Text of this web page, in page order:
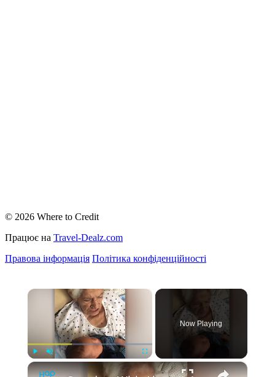
© 2026 Where to Credit
Працює на Travel-Dealz.com
Правова інформація Політика конфіденційності
Fullscreen
Now Playing
×